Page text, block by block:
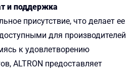
и поддержка
присутствие, что делает ее
для производителей
к удовлетворению
ALTRON предоставляет